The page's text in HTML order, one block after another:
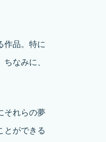
作品。特に
なみに、
それらの夢
とができる